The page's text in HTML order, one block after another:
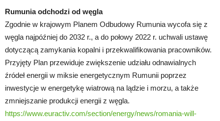
Rumunia odchodzi od węgla
Zgodnie w krajowym Planem Odbudowy Rumunia wycofa się z
węgla najpóźniej do 2032 r., a do połowy 2022 r. uchwali ustawę
dotyczącą zamykania kopalni i przekwalifikowania pracowników.
Przyjęty Plan przewiduje zwiększenie udziału odnawialnych
źródeł energii w miksie energetycznym Rumunii poprzez
inwestycje w energetykę wiatrową na lądzie i morzu, a także
zmniejszanie produkcji energii z węgla.
https://www.euractiv.com/section/energy/news/romania-will-